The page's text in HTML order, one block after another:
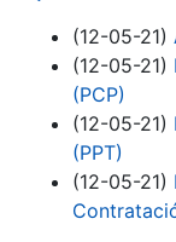
(12-05-21)
(12-05-21)
(PCP)
(12-05-21)
(PPT)
(12-05-21)